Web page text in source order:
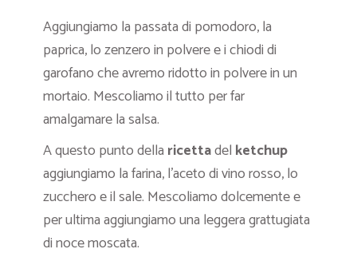
Aggiungiamo la passata di pomodoro, la
paprica, lo zenzero in polvere e i chiodi di
garofano che avremo ridotto in polvere in un
mortaio. Mescoliamo il tutto per far
amalgamare la salsa.
A questo punto della ricettadel ketchup
aggiungiamo la farina, l’aceto di vino rosso, lo
zucchero e il sale. Mescoliamo dolcemente e
per ultima aggiungiamo una leggera grattugiata
di noce moscata.